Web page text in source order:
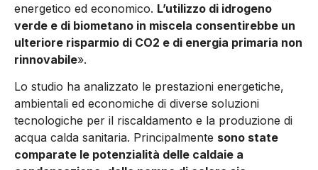
energetico ed economico. L’utilizzo di idrogeno
verde e di biometano in miscela consentirebbe un
ulteriore risparmio di CO2 e di energia primaria non
rinnovabile».
Lo studio ha analizzato le prestazioni energetiche,
ambientali ed economiche di diverse soluzioni
tecnologiche per il riscaldamento e la produzione di
acqua calda sanitaria. Principalmente sono state
comparate le potenzialità delle caldaie a